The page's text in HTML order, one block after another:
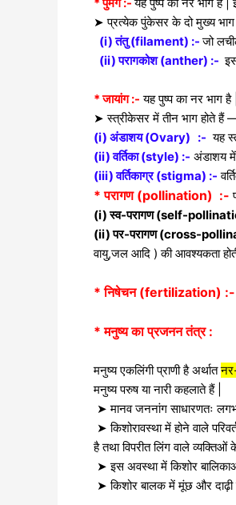
➤ प्रत्येक पुंकेसर के दो मुख्य
(i) तंतु (filament) :-जो
(ii) परागकोश (anther) :-
* जायांग :- यह पुष्प का नर भाग
➤ स्त्रीकेसर में तीन भाग होते
(i) अंडाशय (Ovary) :- यह
(ii) वर्तिका (style) :- अंडाशय में
(iii) वर्तिकाग्र (stigma) :-
* परागण (pollination) :-
(i) स्व-परागण (self-
(ii) पर-परागण (cross-
वायु,जल आदि )की आवश्यकता
* निषेचन (fertilization)
* मनुष्य का प्रजनन तंत्र :
मनुष्य एकलिंगी प्राणी है अर्थात
मनुष्य परुष या नारी कहलाते हैं |
➤ मानव जननांग साधारणतः
➤ किशोरावस्था में होने वाले
है तथा विपरीत लिंग वाले
➤ इस अवस्था में किशोर
➤ किशोर बालक में मूंछ और दाढ़ी